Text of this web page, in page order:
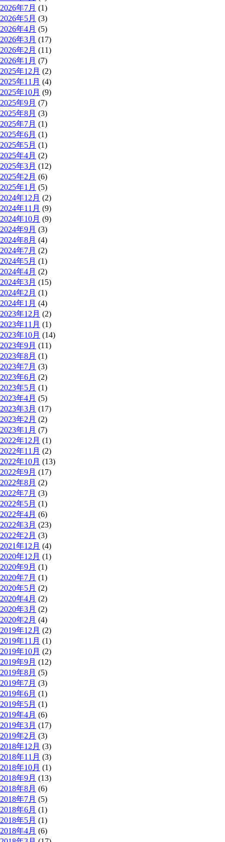
2026年7月 (1)
2026年5月 (3)
2026年4月 (5)
2026年3月 (17)
2026年2月 (11)
2026年1月 (7)
2025年12月 (2)
2025年11月 (4)
2025年10月 (9)
2025年9月 (7)
2025年8月 (3)
2025年7月 (1)
2025年6月 (1)
2025年5月 (1)
2025年4月 (2)
2025年3月 (12)
2025年2月 (6)
2025年1月 (5)
2024年12月 (2)
2024年11月 (9)
2024年10月 (9)
2024年9月 (3)
2024年8月 (4)
2024年7月 (2)
2024年5月 (1)
2024年4月 (2)
2024年3月 (15)
2024年2月 (1)
2024年1月 (4)
2023年12月 (2)
2023年11月 (1)
2023年10月 (14)
2023年9月 (11)
2023年8月 (1)
2023年7月 (3)
2023年6月 (2)
2023年5月 (1)
2023年4月 (5)
2023年3月 (17)
2023年2月 (2)
2023年1月 (7)
2022年12月 (1)
2022年11月 (2)
2022年10月 (13)
2022年9月 (17)
2022年8月 (2)
2022年7月 (3)
2022年5月 (1)
2022年4月 (6)
2022年3月 (23)
2022年2月 (3)
2021年12月 (4)
2020年12月 (1)
2020年9月 (1)
2020年7月 (1)
2020年5月 (2)
2020年4月 (2)
2020年3月 (2)
2020年2月 (4)
2019年12月 (2)
2019年11月 (1)
2019年10月 (2)
2019年9月 (12)
2019年8月 (5)
2019年7月 (3)
2019年6月 (1)
2019年5月 (1)
2019年4月 (6)
2019年3月 (17)
2019年2月 (3)
2018年12月 (3)
2018年11月 (3)
2018年10月 (1)
2018年9月 (13)
2018年8月 (6)
2018年7月 (5)
2018年6月 (1)
2018年5月 (1)
2018年4月 (6)